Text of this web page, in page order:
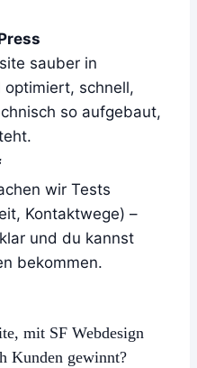
sauber in
optimiert, schnell,
so aufgebaut,
wir Tests
Kontaktwege) –
und du kannst
bekommen.
mit SF Webdesign
Kunden gewinnt?